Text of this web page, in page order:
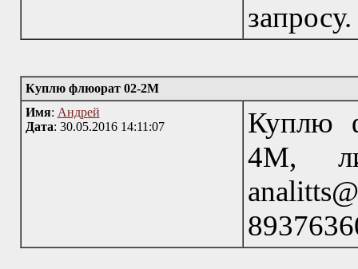
запросу.
Куплю флюорат 02-2М
Имя: Андрей
Дата: 30.05.2016 14:11:07
Куплю
4М,